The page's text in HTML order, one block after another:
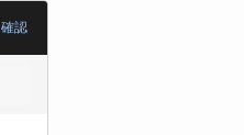
認